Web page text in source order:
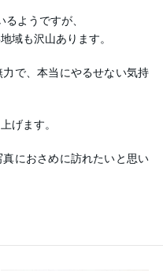
ようですが、
域も沢山あります。
で、本当にやるせない気持
げます。
におさめに訪れたいと思い